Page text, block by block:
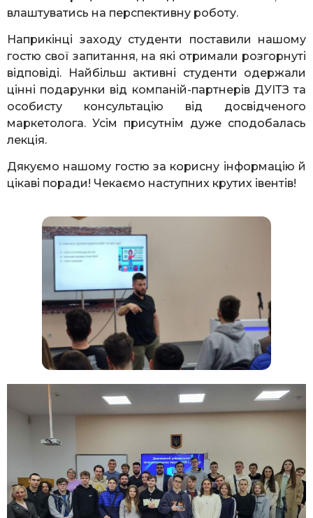
влаштуватись на перспективну роботу.
Наприкінці заходу студенти поставили нашому
гостю свої запитання, на які отримали розгорнуті
відповіді. Найбільш активні студенти одержали
цінні подарунки від компаній-партнерів ДУІТЗ та
особисту консультацію від досвідченого
маркетолога. Усім присутнім дуже сподобалась
лекція.
Дякуємо нашому гостю за корисну інформацію й
цікаві поради! Чекаємо наступних крутих івентів!